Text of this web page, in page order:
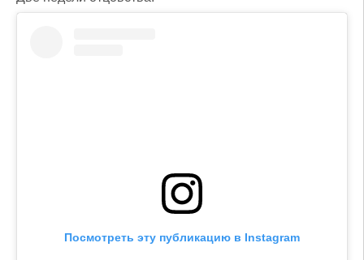
Посмотреть эту публикацию в Instagram